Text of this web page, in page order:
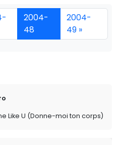
2004-
48
2004-
49 »
Like U (Donne-moi ton corps)